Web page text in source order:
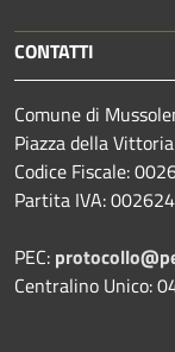
CONTATTI
Comune di
Piazza della
Codice Fiscale:
Partita IVA:
PEC:
Centralino Unico: